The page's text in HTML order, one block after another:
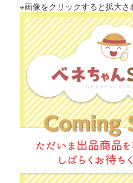
※画像をクリックすると拡大さ